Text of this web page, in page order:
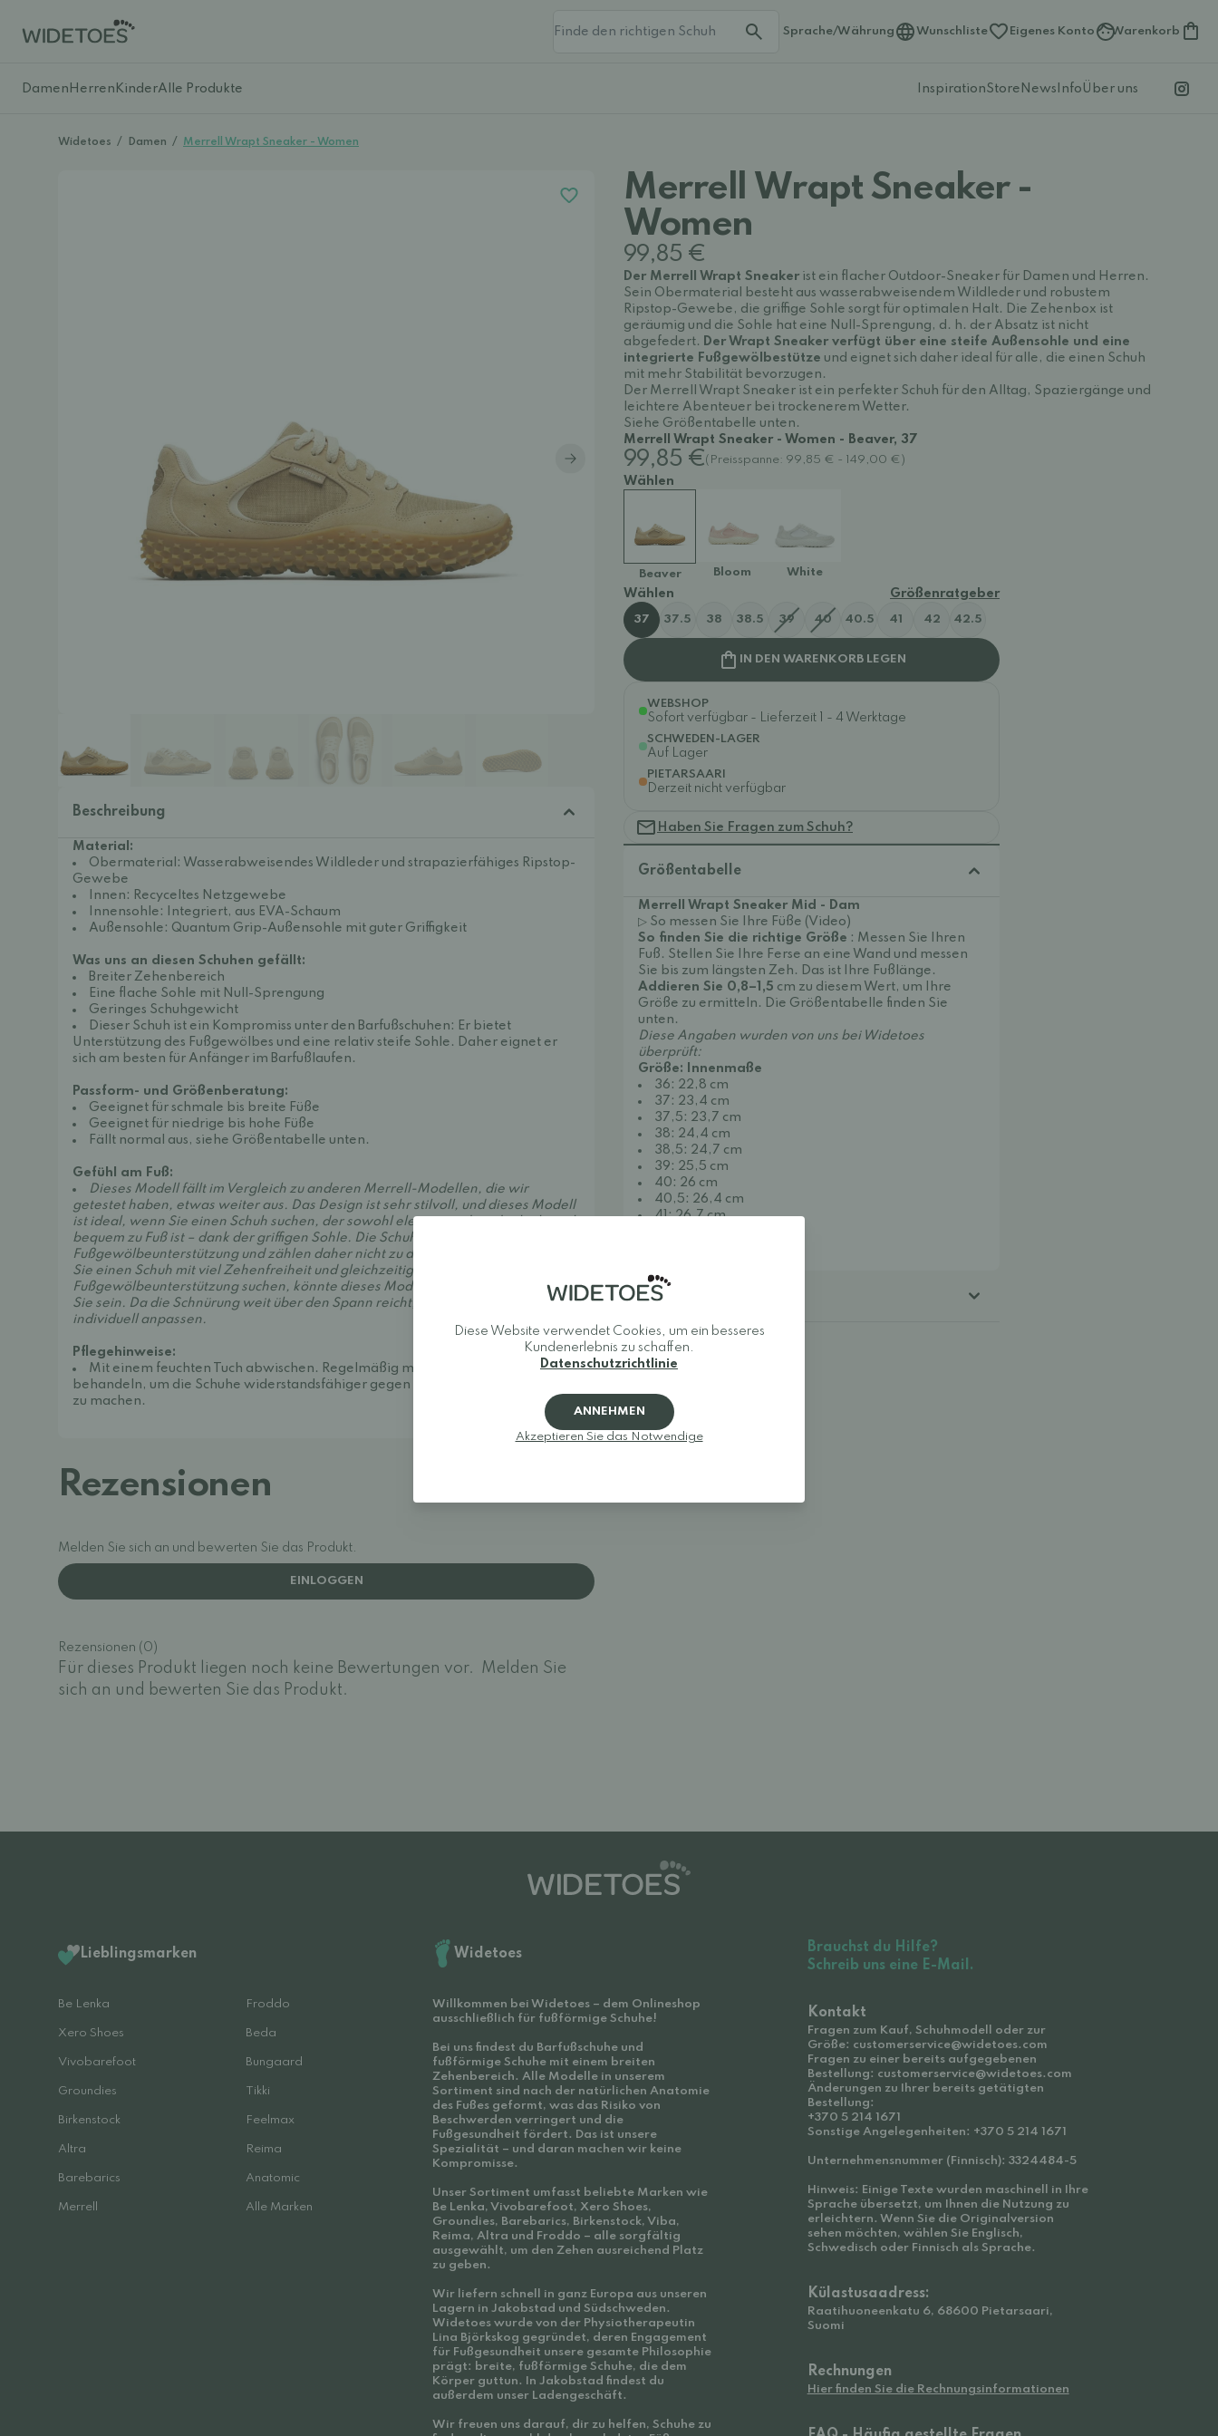
Sprache/Währung Wunschliste Eigenes Konto Warenkorb
Damen Herren KinderAlle Produkte InspirationStore News Info Über uns
Widetoes / Damen / Merrell Wrapt Sneaker - Women
Beschreibung
Material:
Obermaterial: Wasserabweisendes Wildleder und strapazierfähiges Ripstop-
Gewebe
Innen: Recyceltes Netzgewebe
Innensohle: Integriert, aus EVA-Schaum
Außensohle: Quantum Grip-Außensohle mit guter Griffigkeit
Was uns an diesen Schuhen gefällt:
Breiter Zehenbereich
Eine flache Sohle mit Null-Sprengung
Geringes Schuhgewicht
Dieser Schuh ist ein Kompromiss unter den Barfußschuhen: Er bietet
Unterstützung des Fußgewölbes und eine relativ steife Sohle. Daher eignet er
sich am besten für Anfänger im Barfußlaufen.
Passform- und Größenberatung:
Geeignet für schmale bis breite Füße
Geeignet für niedrige bis hohe Füße
Fällt normal aus, siehe Größentabelle unten.
Gefühl am Fuß:
Dieses Modell fällt im Vergleich zu anderen Merrell-Modellen, die wir
getestet haben, etwas weiter aus. Das Design ist sehr stilvoll, und dieses Modell
ist ideal, wenn Sie einen Schuh suchen, der sowohl elegant und modisch als auch
bequem zu Fuß ist – dank der griffigen Sohle. Die Schuhe bieten eine spürbare
Fußgewölbeunterstützung und zählen daher nicht zu den Barfußschuhen. Wenn
Sie einen Schuh mit viel Zehenfreiheit und gleichzeitig guter
Fußgewölbeunterstützung suchen, könnte dieses Modell genau das Richtige für
Sie sein. Da die Schnürung weit über den Spann reicht, lässt sich die Passform
individuell anpassen.
Pflegehinweise:
Mit einem feuchten Tuch abwischen. Regelmäßig mit
Collonil Organic Cover
behandeln, um die Schuhe widerstandsfähiger gegen Feuchtigkeit und Schmutz
zu machen.
Rezensionen
Melden Sie sich an und bewerten Sie das Produkt.
EINLOGGEN
Rezensionen (0)
Für dieses Produkt liegen noch keine Bewertungen vor.
Melden Sie
sich an und bewerten Sie das Produkt.
Merrell Wrapt Sneaker -
Women
99,85 €
Der Merrell Wrapt Sneaker ist ein flacher Outdoor-Sneaker für Damen und Herren.
Sein Obermaterial besteht aus wasserabweisendem Wildleder und robustem
Ripstop-Gewebe, die griffige Sohle sorgt für optimalen Halt. Die Zehenbox ist
geräumig und die Sohle hat eine Null-Sprengung, d. h. der Absatz ist nicht
abgefedert. Der Wrapt Sneaker verfügt über eine steife Außensohle und eine
integrierte Fußgewölbestütze und eignet sich daher ideal für alle, die einen Schuh
mit mehr Stabilität bevorzugen.
Der Merrell Wrapt Sneaker ist ein perfekter Schuh für den Alltag, Spaziergänge und
leichtere Abenteuer bei trockenerem Wetter.
Siehe Größentabelle unten.
Merrell Wrapt Sneaker - Women - Beaver, 37
99,85 €(Preisspanne: 99,85 € - 149,00 €)
Wählen
Beaver Bloom White
Wählen Größenratgeber
37 37.5 38 38.5 39 40 40.5 41 42 42.5
IN DEN WARENKORB LEGEN
WEBSHOP
Sofort verfügbar - Lieferzeit 1 - 4 Werktage
SCHWEDEN-LAGER
Auf Lager
PIETARSAARI
Derzeit nicht verfügbar
Haben Sie Fragen zum Schuh?
Größentabelle
Merrell Wrapt Sneaker Mid - Dam
▷ So messen Sie Ihre Füße (Video)
So finden Sie die richtige Größe : Messen Sie Ihren
Fuß. Stellen Sie Ihre Ferse an eine Wand und messen
Sie bis zum längsten Zeh. Das ist Ihre Fußlänge.
Addieren Sie 0,8–1,5 cm zu diesem Wert, um Ihre
Größe zu ermitteln. Die Größentabelle finden Sie
unten.
Diese Angaben wurden von uns bei Widetoes
überprüft:
Größe: Innenmaße
36: 22,8 cm
37: 23,4 cm
37,5: 23,7 cm
38: 24,4 cm
38,5: 24,7 cm
39: 25,5 cm
40: 26 cm
40,5: 26,4 cm
41: 26,7 cm
Bestellhinweise
Lieblingsmarken
Be Lenka Froddo
Xero Shoes Beda
Vivobarefoot Bungaard
Groundies Tikki
Birkenstock Feelmax
Altra Reima
Barebarics Anatomic
Merrell Alle Marken
Widetoes
Willkommen bei Widetoes – dem Onlineshop
ausschließlich für fußförmige Schuhe!
Bei uns findest du Barfußschuhe und
fußförmige Schuhe mit einem breiten
Zehenbereich. Alle Modelle in unserem
Sortiment sind nach der natürlichen Anatomie
des Fußes geformt, was das Risiko von
Beschwerden verringert und die
Fußgesundheit fördert. Das ist unsere
Spezialität – und daran machen wir keine
Kompromisse.
Unser Sortiment umfasst beliebte Marken wie
Be Lenka, Vivobarefoot, Xero Shoes,
Groundies, Barebarics, Birkenstock, Viba,
Reima, Altra und Froddo – alle sorgfältig
ausgewählt, um den Zehen ausreichend Platz
zu geben.
Wir liefern schnell in ganz Europa aus unseren
Lagern in Jakobstad und Südschweden.
Widetoes wurde von der Physiotherapeutin
Lina Björkskog gegründet, deren Engagement
für Fußgesundheit unsere gesamte Philosophie
prägt: breite, fußförmige Schuhe, die dem
Körper guttun. In Jakobstad findest du
außerdem unser Ladengeschäft.
Wir freuen uns darauf, dir zu helfen, Schuhe zu
Brauchst du Hilfe?
Schreib uns eine E-Mail.
Kontakt
Fragen zum Kauf, Schuhmodell oder zur
Größe: customerservice@widetoes.com
Fragen zu einer bereits aufgegebenen
Bestellung: customerservice@widetoes.com
Änderungen zu Ihrer bereits getätigten
Bestellung:
+370 5 214 1671
Sonstige Angelegenheiten: +370 5 214 1671
Unternehmensnummer (Finnisch): 3324484-5
Hinweis: Einige Texte wurden maschinell in Ihre
Sprache übersetzt, um Ihnen die Nutzung zu
erleichtern. Wenn Sie die Originalversion
sehen möchten, wählen Sie Englisch,
Schwedisch oder Finnisch als Sprache.
Külastusaadress:
Raatihuoneenkatu 6, 68600 Pietarsaari,
Suomi
Rechnungen
Hier finden Sie die Rechnungsinformationen
Diese Website verwendet Cookies, um ein besseres
Kundenerlebnis zu schaffen.
Datenschutzrichtlinie
ANNEHMEN
Akzeptieren Sie das Notwendige